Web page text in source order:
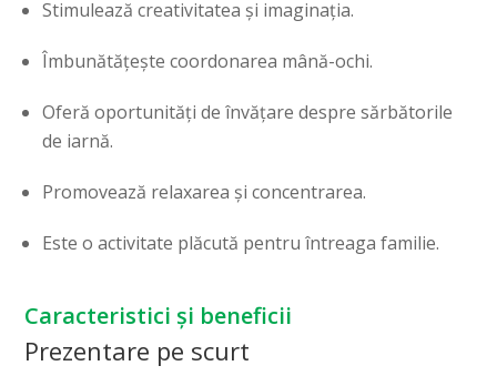
Stimulează creativitatea și imaginația.
Îmbunătățește coordonarea mână-ochi.
Oferă oportunități de învățare despre sărbătorile
de iarnă.
Promovează relaxarea și concentrarea.
Este o activitate plăcută pentru întreaga familie.
Caracteristici și beneficii
Prezentare pe scurt